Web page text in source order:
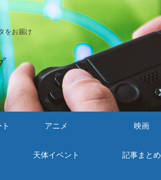
をお届け
アニメ 映画
天体イベント 記事まとめ